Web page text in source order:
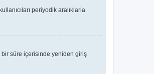
periyodik aralıklarla
bir süre içerisinde yeniden giriş